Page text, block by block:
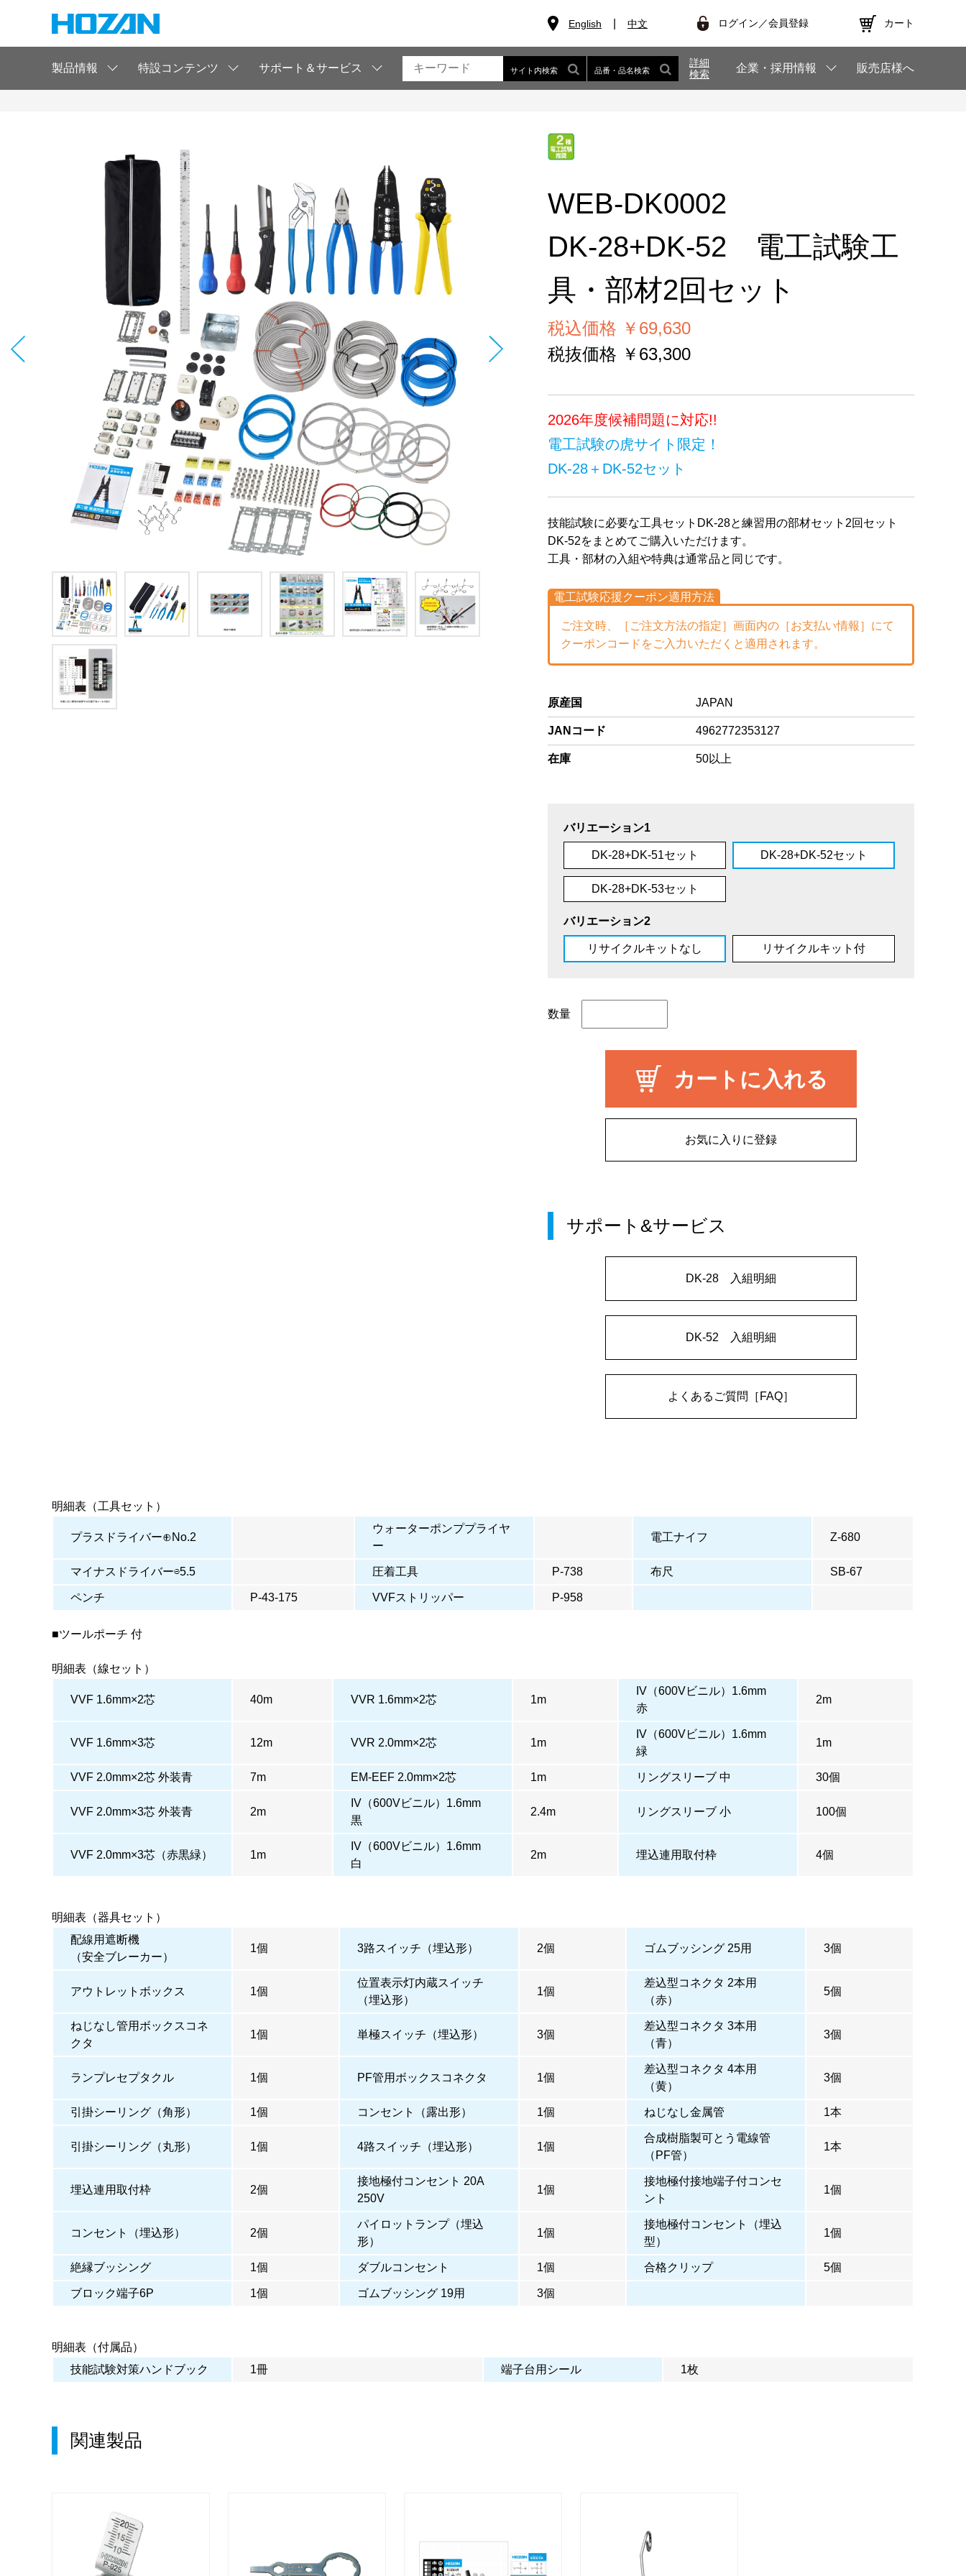
English 中文 ログイン／会員登録 カート
製品情報 特設コンテンツ サポート＆サービス サイト内検索 品番・品名検索
詳細
検索
企業・採用情報 販売店様へ
WEB-DK0002
DK-28+DK-52 電工試験工
具・部材2回セット
税込価格 ￥69,630
税抜価格 ￥63,300
2026年度候補問題に対応!!
電工試験の虎サイト限定！
DK-28＋DK-52セット
技能試験に必要な工具セットDK-28と練習用の部材セット2回セット
DK-52をまとめてご購入いただけます。
工具・部材の入組や特典は通常品と同じです。
電工試験応援クーポン適用方法
ご注文時、［ご注文方法の指定］画面内の［お支払い情報］にて
クーポンコードをご入力いただくと適用されます。
原産国 JAPAN
JANコード 4962772353127
在庫 50以上
バリエーション1
DK-28+DK-51セット DK-28+DK-52セット
DK-28+DK-53セット
バリエーション2
リサイクルキットなし リサイクルキット付
数量
カートに入れる
お気に入りに登録
サポート&サービス
DK-28 入組明細
DK-52 入組明細
よくあるご質問［FAQ］
明細表（工具セット）
プラスドライバー⊕No.2
ウォーターポンププライヤ
ー
電工ナイフ Z-680
マイナスドライバー⊖5.5 圧着工具 P-738 布尺 SB-67
ペンチ P-43-175 VVFストリッパー P-958
■ツールポーチ 付
明細表（線セット）
VVF 1.6mm×2芯 40m VVR 1.6mm×2芯 1m
IV（600Vビニル）1.6mm
赤
2m
VVF 1.6mm×3芯 12m VVR 2.0mm×2芯 1m
IV（600Vビニル）1.6mm
緑
1m
VVF 2.0mm×2芯 外装青 7m EM-EEF 2.0mm×2芯 1m リングスリーブ 中 30個
VVF 2.0mm×3芯 外装青 2m
IV（600Vビニル）1.6mm
黒
2.4m リングスリーブ 小 100個
VVF 2.0mm×3芯（赤黒緑） 1m
IV（600Vビニル）1.6mm
白
2m 埋込連用取付枠 4個
明細表（器具セット）
配線用遮断機
（安全ブレーカー）
1個 3路スイッチ（埋込形） 2個 ゴムブッシング 25用 3個
アウトレットボックス 1個
位置表示灯内蔵スイッチ
（埋込形）
1個
差込型コネクタ 2本用
（赤）
5個
ねじなし管用ボックスコネ
クタ
1個 単極スイッチ（埋込形） 3個
差込型コネクタ 3本用
（青）
3個
ランプレセプタクル 1個 PF管用ボックスコネクタ 1個
差込型コネクタ 4本用
（黄）
3個
引掛シーリング（角形） 1個 コンセント（露出形） 1個 ねじなし金属管 1本
引掛シーリング（丸形） 1個 4路スイッチ（埋込形） 1個
合成樹脂製可とう電線管
（PF管）
1本
埋込連用取付枠 2個
接地極付コンセント 20A
250V
1個
接地極付接地端子付コンセ
ント
1個
コンセント（埋込形） 2個
パイロットランプ（埋込
形）
1個
接地極付コンセント（埋込
型）
1個
絶縁ブッシング 1個 ダブルコンセント 1個 合格クリップ 5個
ブロック端子6P 1個 ゴムブッシング 19用 3個
明細表（付属品）
技能試験対策ハンドブック
1冊 端子台用シール 1枚
関連製品